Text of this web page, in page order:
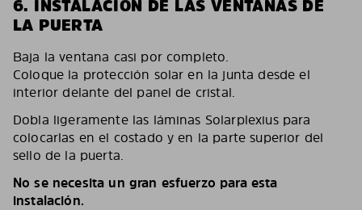
6. INSTALACIÓN DE LAS VENTANAS DE
LA PUERTA
Baja la ventana casi por completo.
Coloque la protección solar en la junta desde el
interior delante del panel de cristal.
Dobla ligeramente las láminas Solarplexius para
colocarlas en el costado y en la parte superior del
sello de la puerta.
No se necesita un gran esfuerzo para esta
instalación.